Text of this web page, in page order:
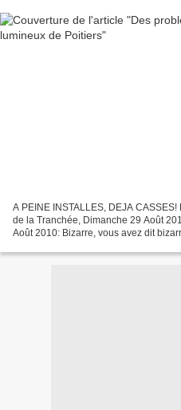
A PEINE INSTALLES, DEJA
de la Tranchée, Dimanche 29 Août
Août 2010: Bizarre, vous avez dit